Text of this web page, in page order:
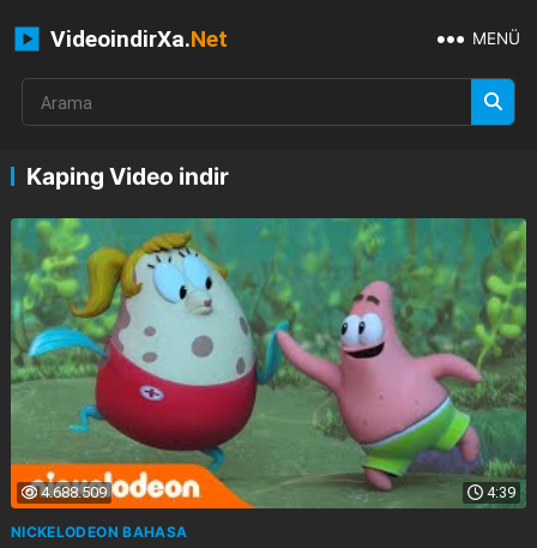
VideoindirXa.Net MENÜ
Kaping Video indir
4:39
4.688.509
NICKELODEON BAHASA